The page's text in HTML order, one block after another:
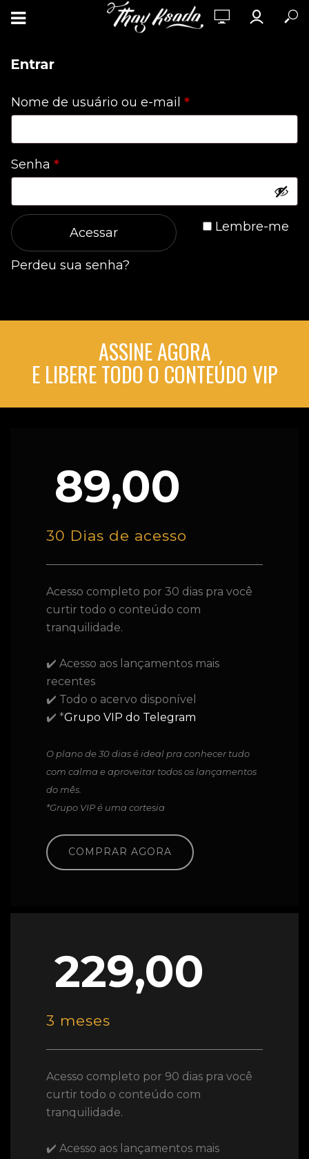
Entrar
Nome de usuário ou e-mail *Obrigatório
Senha *Obrigatório
Lembre-me
Acessar
Perdeu sua senha?
ASSINE AGORA
E LIBERE TODO O CONTEÚDO VIP
89,00
30 Dias de acesso
Acesso completo por 30 dias pra você
curtir todo o conteúdo com
tranquilidade.
✔️ Acesso aos lançamentos mais
recentes
✔️ Todo o acervo disponível
✔️ *Grupo VIP do Telegram
O plano de 30 dias é ideal pra conhecer tudo
com calma e aproveitar todos os lançamentos
do mês.
*Grupo VIP é uma cortesia
COMPRAR AGORA
229,00
3 meses
Acesso completo por 90 dias pra você
curtir todo o conteúdo com
tranquilidade.
✔️ Acesso aos lançamentos mais